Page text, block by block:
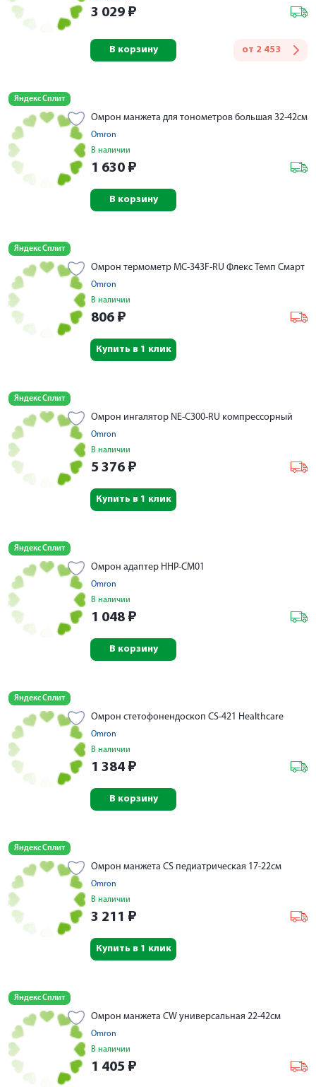
3 029 ₽
от 2 453
В корзину
Яндекс Сплит
Омрон манжета для тонометров большая 32-42см
Omron
В наличии
1 630 ₽
В корзину
Яндекс Сплит
Омрон термометр MC-343F-RU Флекс Темп Смарт
Omron
В наличии
806 ₽
Купить в 1 клик
Яндекс Сплит
Омрон ингалятор NE-С300-RU компрессорный
Omron
В наличии
5 376 ₽
Купить в 1 клик
Яндекс Сплит
Омрон адаптер HHP-CM01
Omron
В наличии
1 048 ₽
В корзину
Яндекс Сплит
Омрон стетофонендоскоп CS-421 Healthcare
Omron
В наличии
1 384 ₽
В корзину
Яндекс Сплит
Омрон манжета CS педиатрическая 17-22см
Omron
В наличии
3 211 ₽
Купить в 1 клик
Яндекс Сплит
Омрон манжета CW универсальная 22-42см
Omron
В наличии
1 405 ₽